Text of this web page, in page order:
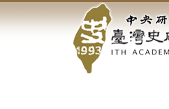
到
中
央
研